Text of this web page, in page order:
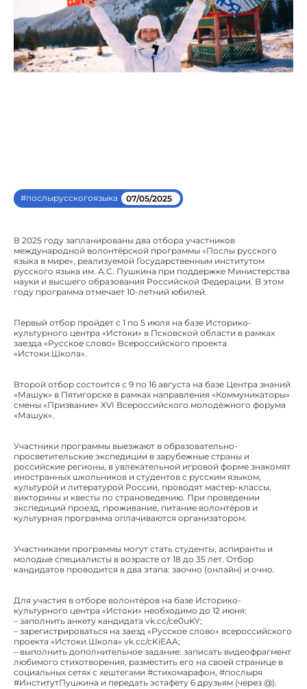
#послырусскогоязыка 07/05/2025
В 2025 году запланированы два отбора участников
международной волонтёрской программы «Послы русского
языка в мире», реализуемой Государственным институтом
русского языка им. А.С. Пушкина при поддержке Министерства
науки и высшего образования Российской Федерации. В этом
году программа отмечает 10-летний юбилей.
Первый отбор пройдет с 1 по 5 июля на базе Историко-
культурного центра «Истоки» в Псковской области в рамках
заезда «Русское слово» Всероссийского проекта
«Истоки.Школа».
Второй отбор состоится с 9 по 16 августа на базе Центра знаний
«Машук» в Пятигорске в рамках направления «Коммуникаторы»
смены «Призвание» XVI Всероссийского молодёжного форума
«Машук».
Участники программы выезжают в образовательно-
просветительские экспедиции в зарубежные страны и
российские регионы, в увлекательной игровой форме знакомят
иностранных школьников и студентов с русским языком,
культурой и литературой России, проводят мастер-классы,
викторины и квесты по страноведению. При проведении
экспедиций проезд, проживание, питание волонтёров и
культурная программа оплачиваются организатором.
Участниками программы могут стать студенты, аспиранты и
молодые специалисты в возрасте от 18 до 35 лет. Отбор
кандидатов проводится в два этапа: заочно (онлайн) и очно.
Для участия в отборе волонтёров на базе Историко-
культурного центра «Истоки» необходимо до 12 июня:
– заполнить анкету кандидата vk.cc/ce0uKY;
– зарегистрироваться на заезд «Русское слово» всероссийского
проекта «Истоки.Школа» vk.cc/cKiEAA;
– выполнить дополнительное задание: записать видеофрагмент
любимого стихотворения, разместить его на своей странице в
социальных сетях с хештегами #стихомарафон, #послыря
#ИнститутПушкина и передать эстафету 6 друзьям (через @).